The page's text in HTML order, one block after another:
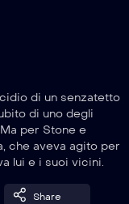
di un senzatetto
di uno degli
per Stone e
che aveva agito per
lui e i suoi vicini.
Share